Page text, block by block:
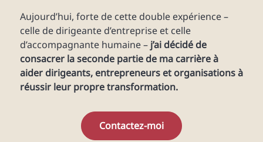
Aujourd’hui, forte de cette double expérience –
celle de dirigeante d’entreprise et celle
d’accompagnante humaine –j’ai décidé de
consacrer la seconde partie de ma carrière à
aider dirigeants, entrepreneurs et organisations à
réussir leur propre transformation.
Contactez-moi